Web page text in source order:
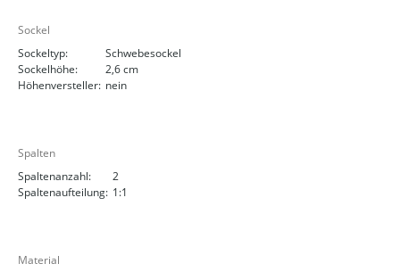
Sockel
Sockeltyp:
Schwebesockel
Sockelhöhe:
2,6 cm
Höhenversteller: nein
Spalten
Spaltenanzahl:
2
Spaltenaufteilung: 1:1
Material